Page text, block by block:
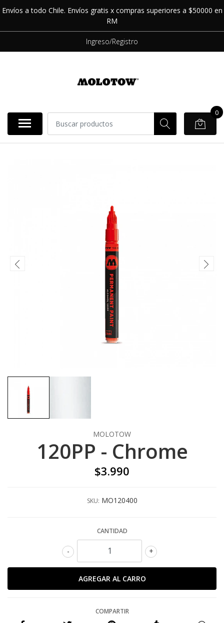
Envíos a todo Chile. Envíos gratis x compras superiores a $50000 en
RM
Ingreso/Registro
0
MOLOTOW
120PP - Chrome
$3.990
SKU: MO120400
CANTIDAD
+
-
COMPARTIR